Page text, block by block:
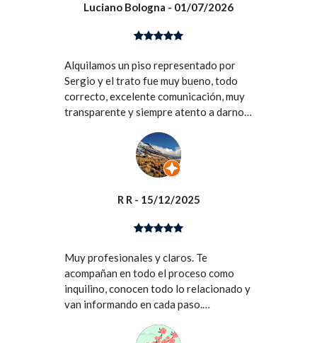
Luciano Bologna - 01/07/2026
Alquilamos un piso representado por
Sergio y el trato fue muy bueno, todo
correcto, excelente comunicación, muy
transparente y siempre atento a darnos
R R - 15/12/2025
Muy profesionales y claros. Te
acompañan en todo el proceso como
inquilino, conocen todo lo relacionado y
van informando en cada paso.
agencia inmobiliaria.